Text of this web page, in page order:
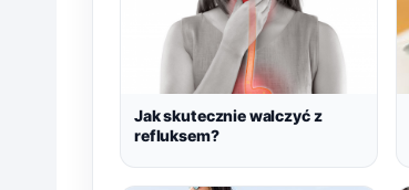
Jak skutecznie walczyć z
refluksem?